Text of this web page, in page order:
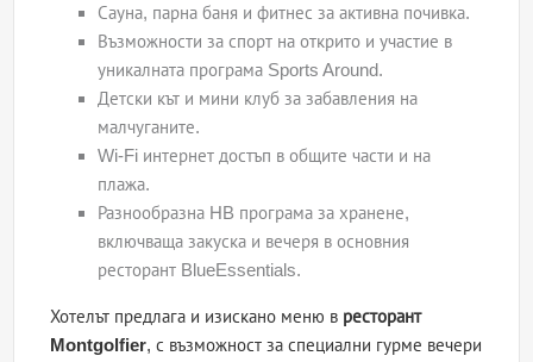
Сауна, парна баня и фитнес за активна почивка.
Възможности за спорт на открито и участие в
уникалната програма Sports Around.
Детски кът и мини клуб за забавления на
малчуганите.
Wi-Fi интернет достъп в общите части и на
плажа.
Разнообразна HB програма за хранене,
включваща закуска и вечеря в основния
ресторант BlueEssentials.
Хотелът предлага и изискано меню в ресторант
Montgolfier, с възможност за специални гурме вечери